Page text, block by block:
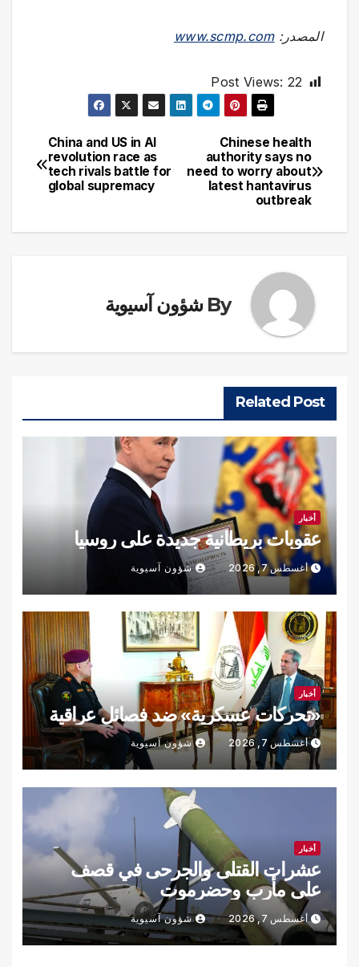
المصدر:www.scmp.com
Post Views: 22
تصفّح
المقالات
China and US in AI
revolution race as
tech rivals battle for
global supremacy
Chinese health
authority says no
need to worry about
latest hantavirus
outbreak
By شؤون آسيوية
Related Post
أخبار
عقوبات بريطانية جديدة على روسيا
أغسطس 7, 2026 شؤون آسيوية
أخبار
«تحركات عسكرية» ضد فصائل عراقية
أغسطس 7, 2026 شؤون آسيوية
أخبار
عشرات القتلى والجرحى في قصف
على مأرب وحضرموت
أغسطس 7, 2026 شؤون آسيوية